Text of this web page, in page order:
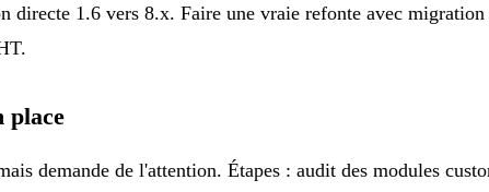
directe 1.6 vers 8.x. Faire une vraie refonte avec
place
demande de l'attention. Étapes : audit des modules